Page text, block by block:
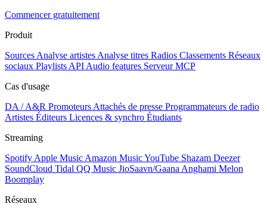
Commencer gratuitement
Produit
Sources Analyse artistes Analyse titres Radios Classements Réseaux
sociaux Playlists API Audio features Serveur MCP
Cas d'usage
DA / A&R Promoteurs Attachés de presse Programmateurs de radio
Artistes Éditeurs Licences & synchro Étudiants
Streaming
Spotify Apple Music Amazon MusicYouTube Shazam Deezer
SoundCloud Tidal QQ Music JioSaavn/Gaana Anghami Melon
Boomplay
Réseaux